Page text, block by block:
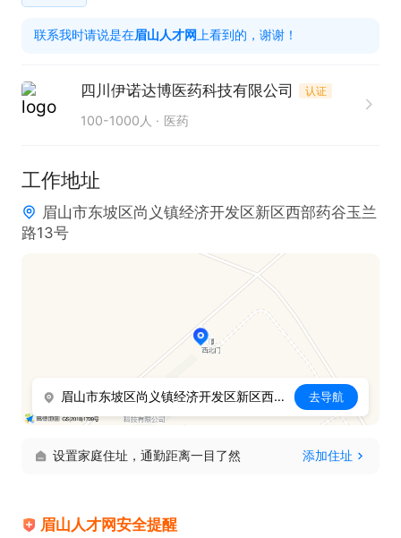
的物料核对。
5. 配合完成项目工艺优化梳理，负责工艺优化实验并
6. 对生产现场操作人员开展技术培训与指导，提升生
产技术水平，确保产品质量稳定。
8. 主动发起项目启动会、问题讨论会及总结会。
9. 完成部门领导交办的其他任务。
1. 本科及以上学历，有机化学、药学等相关专业。
2. 具备2-3年相关工作经验。
3. 拥有工艺优化、项目生产、工厂生产技术经历。
4. 性格外向稳重，主动性强，具备良好抗压能力。
联系我时请说是在眉山人才网上看到的，谢谢！
四川伊诺达博医药科技有限公司 认证
100-1000人 医药
工作地址
眉山市东坡区尚义镇经济开发区新区西部药谷玉兰
路13号
眉山市东坡区尚义镇经济开发区新区西部药谷玉兰路13号 去导航
设置家庭住址，通勤距离一目了然 添加住址
眉山人才网安全提醒